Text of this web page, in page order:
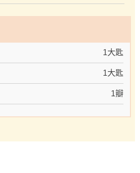
1大匙
1大匙
1瓣